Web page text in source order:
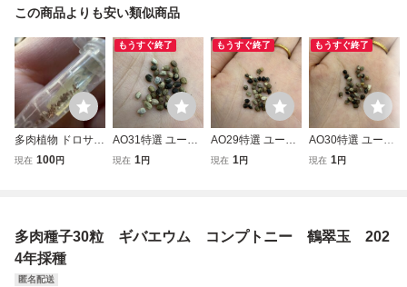
この商品よりも安い類似商品
多肉植物 ドロサン
テマム 紅宝石
現在 100円
もうすぐ終了
AO31特選 ユーフ
ォルビア デセプタ
現在 1円
もうすぐ終了
AO29特選 ユーフ
ォルビア デセプタ
現在 1円
もうすぐ終了
AO30特選 ユーフ
ォルビア デセプタ
現在 1円
多肉種子30粒 ギバエウム コンプトニー 鶴翠玉 202
4年採種
匿名配送